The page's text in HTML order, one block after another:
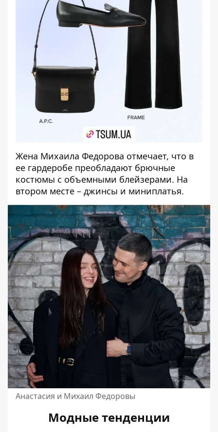
Жена Михаила Федорова отмечает, что в
ее гардеробе преобладают брючные
костюмы с объемными блейзерами. На
втором месте – джинсы и миниплатья.
Анастасия и Михаил Федоровы
Модные тенденции